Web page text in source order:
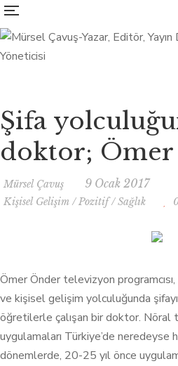
Şifa
doktor;
Mürsel Çavuş 9 Ocak 2017
Kişisel Gelişim /Pozitif/Sağlık
Ömer Önder televizyon
ve kişisel gelişim yolculuğunda
öğretilerle çalışan bir doktor. Nöral
uygulamaları Türkiye’de neredeyse
dönemlerde, 20-25 yıl önce